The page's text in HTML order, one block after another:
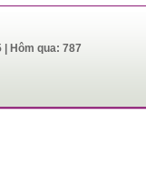
Hôm qua: 787